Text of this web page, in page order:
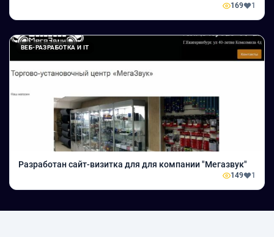
169 1
ВЕБ-РАЗРАБОТКА И IT
Разработан сайт-визитка для для компании "Мегазвук"
149 1